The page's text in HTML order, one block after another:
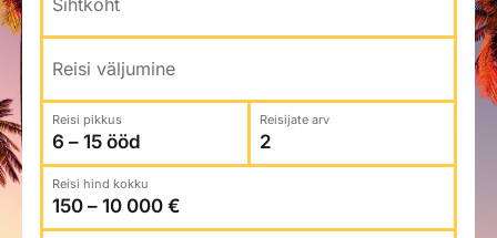
Reisitarvete e-pood
Airalo eSIM
Reisija meelespea
Platinum Club
Püsisoodustused
Boonuspunktid
Ettevõttest, kontaktid, reisikonsultandi teenus, tule
tööle, uudised...
Ettevõttest
Kontaktid
Reisikonsultandi teenus
Sihtkoht
Reisi väljumine
Reisi pikkus Reisijate arv
Reisi hind kokku